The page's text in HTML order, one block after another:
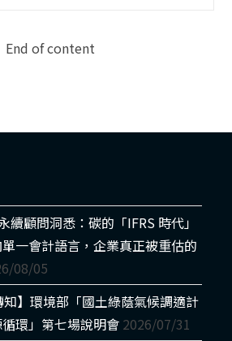
End of content
續顧問洞悉：碳的「IFRS 時代」
一會計語言，企業真正被重估的
08/05
知】環境部「國土綠蔭氣候調適計
環」第七場說明會 2026/07/31